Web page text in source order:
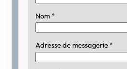
Nom *
Adresse de messagerie *